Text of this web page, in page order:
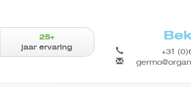
25+
jaar ervaring
+31